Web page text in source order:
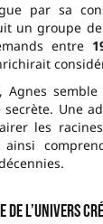
par sa
un groupe
entre
secrète. Une
les
l’univers